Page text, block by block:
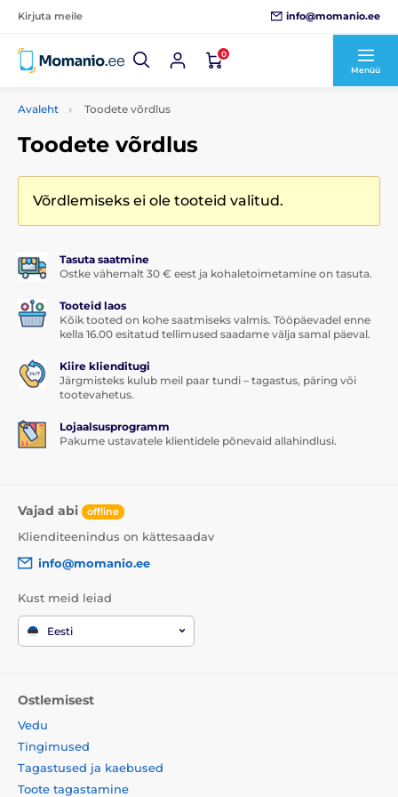
Kirjuta meile info@momanio.ee
0
Menüü
Avaleht Toodete võrdlus
Toodete võrdlus
Võrdlemiseks ei ole tooteid valitud.
Tasuta saatmine
Ostke vähemalt 30 € eest ja kohaletoimetamine on tasuta.
Tooteid laos
Kõik tooted on kohe saatmiseks valmis. Tööpäevadel enne
kella 16.00 esitatud tellimused saadame välja samal päeval.
Kiire klienditugi
Järgmisteks kulub meil paar tundi – tagastus, päring või
tootevahetus.
Lojaalsusprogramm
Pakume ustavatele klientidele põnevaid allahindlusi.
Vajad abi offline
Klienditeenindus on kättesaadav
info@momanio.ee
Kust meid leiad
Eesti
Ostlemisest
Vedu
Tingimused
Tagastused ja kaebused
Toote tagastamine